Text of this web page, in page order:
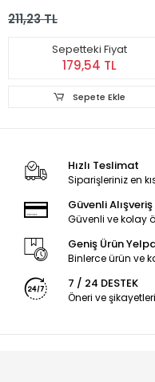
211,23 TL
Sepetteki Fiyat
179,54 TL
Sepete Ekle
Hızlı Teslimat
Siparişleriniz en
Güvenli Alışveriş
Güvenli ve kolay
Geniş Ürün
Binlerce ürün ve
7 / 24 DESTEK
Öneri ve